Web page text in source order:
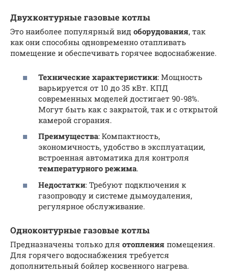
Двухконтурные газовые котлы
Это наиболее популярный вид оборудования, так
как они способны одновременно отапливать
помещение и обеспечивать горячее водоснабжение.
Технические характеристики: Мощность
варьируется от 10 до 35 кВт. КПД
современных моделей достигает 90-98%.
Могут быть как с закрытой, так и с открытой
камерой сгорания.
Преимущества: Компактность,
экономичность, удобство в эксплуатации,
встроенная автоматика для контроля
температурного режима.
Недостатки: Требуют подключения к
газопроводу и системе дымоудаления,
регулярное обслуживание.
Одноконтурные газовые котлы
Предназначены только для отопления помещения.
Для горячего водоснабжения требуется
дополнительный бойлер косвенного нагрева.